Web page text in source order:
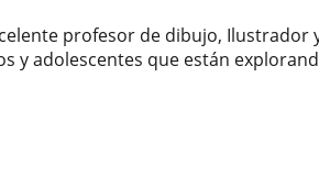
profesor de dibujo, Ilustrador
y adolescentes que están